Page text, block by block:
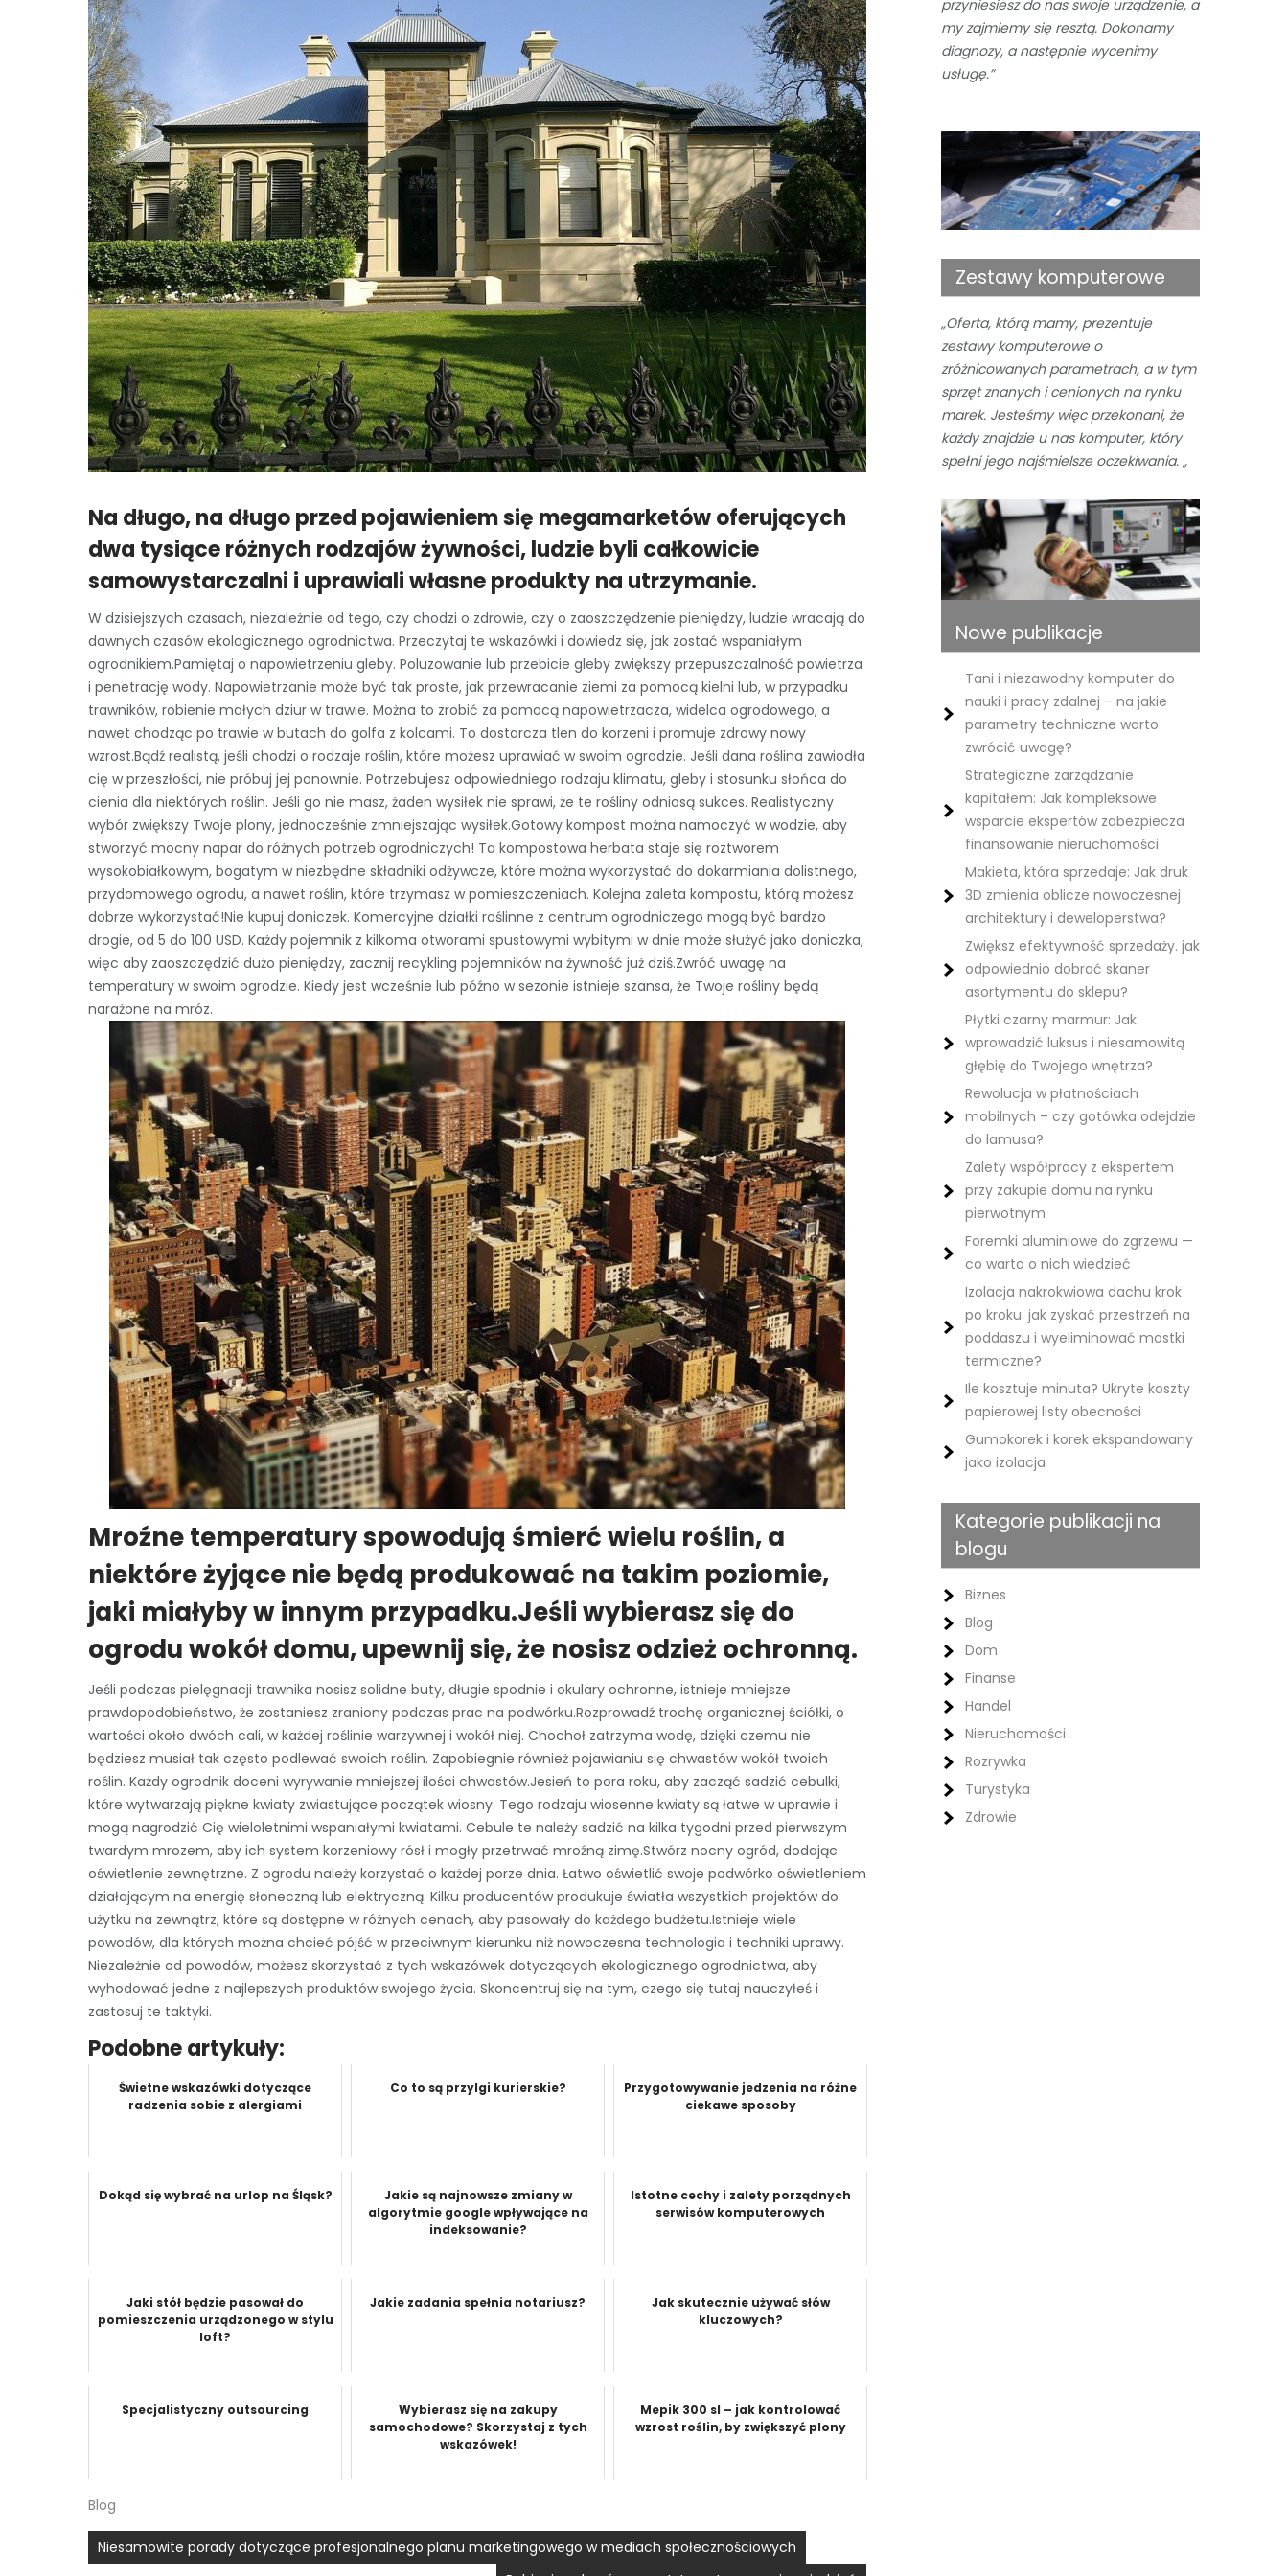
Na długo, na długo przed pojawieniem się megamarketów oferujących
dwa tysiące różnych rodzajów żywności, ludzie byli całkowicie
samowystarczalni i uprawiali własne produkty na utrzymanie.
W dzisiejszych czasach, niezależnie od tego, czy chodzi o zdrowie, czy o zaoszczędzenie pieniędzy, ludzie wracają do
dawnych czasów ekologicznego ogrodnictwa. Przeczytaj te wskazówki i dowiedz się, jak zostać wspaniałym
ogrodnikiem.Pamiętaj o napowietrzeniu gleby. Poluzowanie lub przebicie gleby zwiększy przepuszczalność powietrza
i penetrację wody. Napowietrzanie może być tak proste, jak przewracanie ziemi za pomocą kielni lub, w przypadku
trawników, robienie małych dziur w trawie. Można to zrobić za pomocą napowietrzacza, widelca ogrodowego, a
nawet chodząc po trawie w butach do golfa z kolcami. To dostarcza tlen do korzeni i promuje zdrowy nowy
wzrost.Bądź realistą, jeśli chodzi o rodzaje roślin, które możesz uprawiać w swoim ogrodzie. Jeśli dana roślina zawiodła
cię w przeszłości, nie próbuj jej ponownie. Potrzebujesz odpowiedniego rodzaju klimatu, gleby i stosunku słońca do
cienia dla niektórych roślin. Jeśli go nie masz, żaden wysiłek nie sprawi, że te rośliny odniosą sukces. Realistyczny
wybór zwiększy Twoje plony, jednocześnie zmniejszając wysiłek.Gotowy kompost można namoczyć w wodzie, aby
stworzyć mocny napar do różnych potrzeb ogrodniczych! Ta kompostowa herbata staje się roztworem
wysokobiałkowym, bogatym w niezbędne składniki odżywcze, które można wykorzystać do dokarmiania dolistnego,
przydomowego ogrodu, a nawet roślin, które trzymasz w pomieszczeniach. Kolejna zaleta kompostu, którą możesz
dobrze wykorzystać!Nie kupuj doniczek. Komercyjne działki roślinne z centrum ogrodniczego mogą być bardzo
drogie, od 5 do 100 USD. Każdy pojemnik z kilkoma otworami spustowymi wybitymi w dnie może służyć jako doniczka,
więc aby zaoszczędzić dużo pieniędzy, zacznij recykling pojemników na żywność już dziś.Zwróć uwagę na
temperatury w swoim ogrodzie. Kiedy jest wcześnie lub późno w sezonie istnieje szansa, że ​​Twoje rośliny będą
narażone na mróz.
Mroźne temperatury spowodują śmierć wielu roślin, a
niektóre żyjące nie będą produkować na takim poziomie,
jaki miałyby w innym przypadku.Jeśli wybierasz się do
ogrodu wokół domu, upewnij się, że nosisz odzież ochronną.
Jeśli podczas pielęgnacji trawnika nosisz solidne buty, długie spodnie i okulary ochronne, istnieje mniejsze
prawdopodobieństwo, że zostaniesz zraniony podczas prac na podwórku.Rozprowadź trochę organicznej ściółki, o
wartości około dwóch cali, w każdej roślinie warzywnej i wokół niej. Chochoł zatrzyma wodę, dzięki czemu nie
będziesz musiał tak często podlewać swoich roślin. Zapobiegnie również pojawianiu się chwastów wokół twoich
roślin. Każdy ogrodnik doceni wyrywanie mniejszej ilości chwastów.Jesień to pora roku, aby zacząć sadzić cebulki,
które wytwarzają piękne kwiaty zwiastujące początek wiosny. Tego rodzaju wiosenne kwiaty są łatwe w uprawie i
mogą nagrodzić Cię wieloletnimi wspaniałymi kwiatami. Cebule te należy sadzić na kilka tygodni przed pierwszym
twardym mrozem, aby ich system korzeniowy rósł i mogły przetrwać mroźną zimę.Stwórz nocny ogród, dodając
oświetlenie zewnętrzne. Z ogrodu należy korzystać o każdej porze dnia. Łatwo oświetlić swoje podwórko oświetleniem
działającym na energię słoneczną lub elektryczną. Kilku producentów produkuje światła wszystkich projektów do
użytku na zewnątrz, które są dostępne w różnych cenach, aby pasowały do ​​każdego budżetu.Istnieje wiele
powodów, dla których można chcieć pójść w przeciwnym kierunku niż nowoczesna technologia i techniki uprawy.
Niezależnie od powodów, możesz skorzystać z tych wskazówek dotyczących ekologicznego ogrodnictwa, aby
wyhodować jedne z najlepszych produktów swojego życia. Skoncentruj się na tym, czego się tutaj nauczyłeś i
zastosuj te taktyki.
Podobne artykuły:
Świetne wskazówki dotyczące
radzenia sobie z alergiami
Co to są przylgi kurierskie?
Przygotowywanie jedzenia na różne
ciekawe sposoby
Dokąd się wybrać na urlop na Śląsk?
Jakie są najnowsze zmiany w
algorytmie google wpływające na
indeksowanie?
Istotne cechy i zalety porządnych
serwisów komputerowych
Jaki stół będzie pasował do
pomieszczenia urządzonego w stylu
loft?
Jakie zadania spełnia notariusz?
Jak skutecznie używać słów
kluczowych?
Specjalistyczny outsourcing
Wybierasz się na zakupy
samochodowe? Skorzystaj z tych
wskazówek!
Mepik 300 sl – jak kontrolować
wzrost roślin, by zwiększyć plony
Blog
Nawigacja
Niesamowite porady dotyczące profesjonalnego planu marketingowego w mediach społecznościowych
przyniesiesz do nas swoje urządzenie, a
my zajmiemy się resztą. Dokonamy
diagnozy, a następnie wycenimy
usługę.”
Zestawy komputerowe
„Oferta, którą mamy, prezentuje
zestawy komputerowe o
zróżnicowanych parametrach, a w tym
sprzęt znanych i cenionych na rynku
marek. Jesteśmy więc przekonani, że
każdy znajdzie u nas komputer, który
spełni jego najśmielsze oczekiwania. „
Nowe publikacje
Tani i niezawodny komputer do
nauki i pracy zdalnej – na jakie
parametry techniczne warto
zwrócić uwagę?
Strategiczne zarządzanie
kapitałem: Jak kompleksowe
wsparcie ekspertów zabezpiecza
finansowanie nieruchomości
Makieta, która sprzedaje: Jak druk
3D zmienia oblicze nowoczesnej
architektury i deweloperstwa?
Zwiększ efektywność sprzedaży. jak
odpowiednio dobrać skaner
asortymentu do sklepu?
Płytki czarny marmur: Jak
wprowadzić luksus i niesamowitą
głębię do Twojego wnętrza?
Rewolucja w płatnościach
mobilnych – czy gotówka odejdzie
do lamusa?
Zalety współpracy z ekspertem
przy zakupie domu na rynku
pierwotnym
Foremki aluminiowe do zgrzewu —
co warto o nich wiedzieć
Izolacja nakrokwiowa dachu krok
po kroku. jak zyskać przestrzeń na
poddaszu i wyeliminować mostki
termiczne?
Ile kosztuje minuta? Ukryte koszty
papierowej listy obecności
Gumokorek i korek ekspandowany
jako izolacja
Kategorie publikacji na
blogu
Biznes
Blog
Dom
Finanse
Handel
Nieruchomości
Rozrywka
Turystyka
Zdrowie